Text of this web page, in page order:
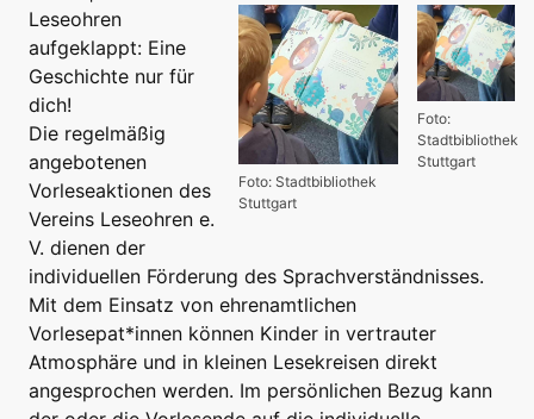
Foto:
Stadtbibliothek
Stuttgart
Foto: Stadtbibliothek
Stuttgart
Leseohren
aufgeklappt: Eine
Geschichte nur für
dich!
Die regelmäßig
angebotenen
Vorleseaktionen des
Vereins Leseohren e.
V. dienen der
individuellen Förderung des Sprachverständnisses.
Mit dem Einsatz von ehrenamtlichen
Vorlesepat*innen können Kinder in vertrauter
Atmosphäre und in kleinen Lesekreisen direkt
angesprochen werden. Im persönlichen Bezug kann